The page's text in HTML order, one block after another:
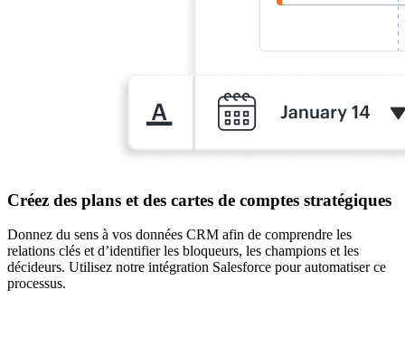
Créez des plans et des cartes de comptes stratégiques
Donnez du sens à vos données CRM afin de comprendre les
relations clés et d’identifier les bloqueurs, les champions et les
décideurs. Utilisez notre intégration Salesforce pour automatiser ce
processus.